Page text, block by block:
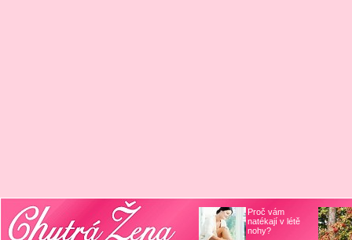
Proč vám
natékají v létě
nohy?